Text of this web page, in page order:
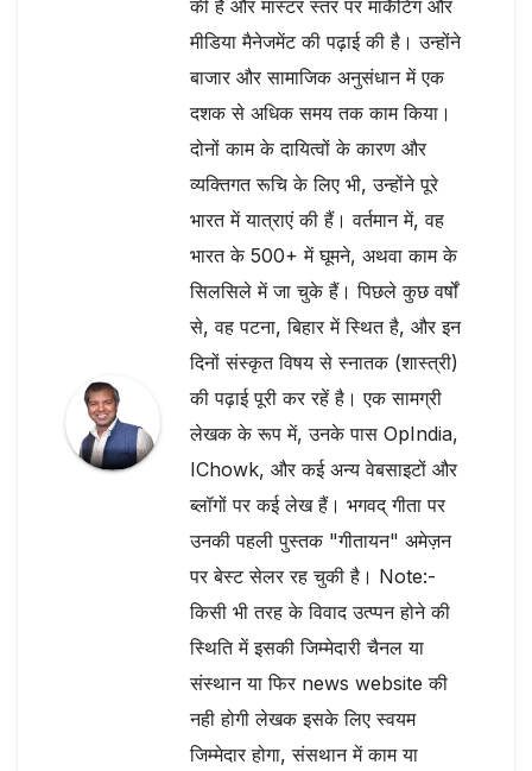
की है और मास्टर स्तर पर मार्केटिंग और
मीडिया मैनेजमेंट की पढ़ाई की है। उन्होंने
बाजार और सामाजिक अनुसंधान में एक
दशक से अधिक समय तक काम किया।
दोनों काम के दायित्वों के कारण और
व्यक्तिगत रूचि के लिए भी, उन्होंने पूरे
भारत में यात्राएं की हैं। वर्तमान में, वह
भारत के 500+ में घूमने, अथवा काम के
सिलसिले में जा चुके हैं। पिछले कुछ वर्षों
से, वह पटना, बिहार में स्थित है, और इन
दिनों संस्कृत विषय से स्नातक (शास्त्री)
की पढ़ाई पूरी कर रहें है। एक सामग्री
लेखक के रूप में, उनके पास OpIndia,
IChowk, और कई अन्य वेबसाइटों और
ब्लॉगों पर कई लेख हैं। भगवद् गीता पर
उनकी पहली पुस्तक "गीतायन" अमेज़न
पर बेस्ट सेलर रह चुकी है। Note:-
किसी भी तरह के विवाद उत्प्पन होने की
स्थिति में इसकी जिम्मेदारी चैनल या
संस्थान या फिर news website की
नही होगी लेखक इसके लिए स्वयम
जिम्मेदार होगा, संसथान में काम या